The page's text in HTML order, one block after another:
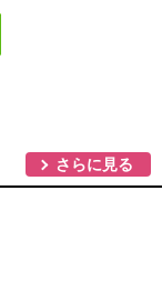
さらに見る